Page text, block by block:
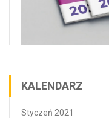
KALENDARZ
Styczeń 2021